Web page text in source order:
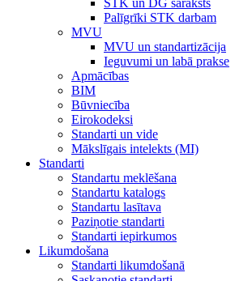
STK un DG saraksts
Palīgrīki STK darbam
MVU
MVU un standartizācija
Ieguvumi un labā prakse
Apmācības
BIM
Būvniecība
Eirokodeksi
Standarti un vide
Mākslīgais intelekts (MI)
Standarti
Standartu meklēšana
Standartu katalogs
Standartu lasītava
Paziņotie standarti
Standarti iepirkumos
Likumdošana
Standarti likumdošanā